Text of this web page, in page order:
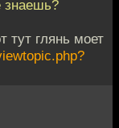
знаешь?
тут глянь моет